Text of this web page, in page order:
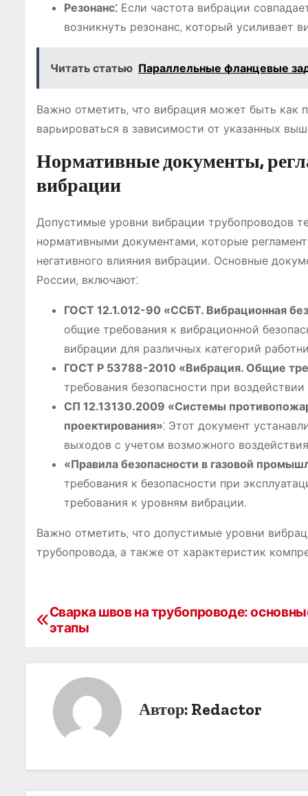
Резонанс⁚ Если частота вибрации
возникнуть резонанс‚ который усиливает
Читать статью Параллельные фланцевые
Важно отметить‚ что вибрация может быть как
варьироваться в зависимости от указанных
Нормативные документы‚
вибрации
Допустимые уровни вибрации трубопроводов
нормативными документами‚ которые
негативного влияния вибрации. Основные
России‚ включают⁚
ГОСТ 12.1.012-90 «ССБТ. Вибрационная
общие требования к вибрационной
вибрации для различных категорий
ГОСТ Р 53788-2010 «Вибрация. Общие
требования безопасности при
СП 12.13130.2009 «Системы
проектирования»⁚ Этот документ
выходов с учетом возможного
«Правила безопасности в газовой
требования к безопасности при
требования к уровням вибрации.
Важно отметить‚ что допустимые уровни
трубопровода‚ а также от характеристик
НСварка швов на трубопроводе:
этапы
Автор: Redactor